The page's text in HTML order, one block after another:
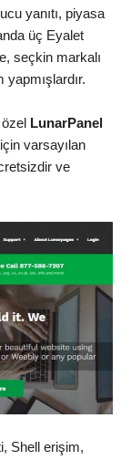
yanıtı, piyasa
üç Eyalet
seçkin markalı
yapmışlardır.
LunarPanel
varsayılan
ve
Shell erişim,